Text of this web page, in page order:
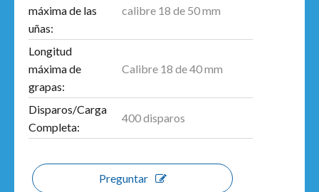
máxima de las
uñas:
calibre 18 de 50 mm
Longitud
máxima de
grapas:
Calibre 18 de 40 mm
Disparos/Carga
Completa:
400 disparos
Preguntar